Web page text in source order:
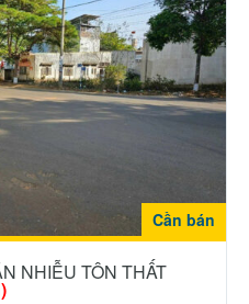
Cần bán
NHIỄU TÔN THẤT